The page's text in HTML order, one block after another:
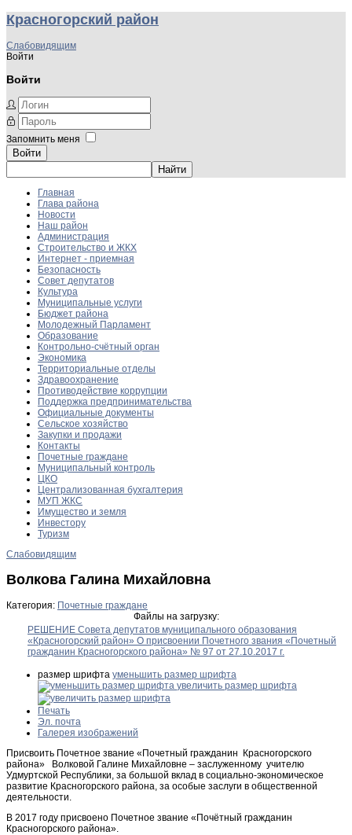
Красногорский район
Слабовидящим
Войти
Войти
Запомнить меня
Войти
Главная
Глава района
Новости
Наш район
Администрация
Строительство и ЖКХ
Интернет - приемная
Безопасность
Совет депутатов
Культура
Муниципальные услуги
Бюджет района
Молодежный Парламент
Образование
Контрольно-счётный орган
Экономика
Территориальные отделы
Здравоохранение
Противодействие коррупции
Поддержка предпринимательства
Официальные документы
Сельское хозяйство
Закупки и продажи
Контакты
Почетные граждане
Муниципальный контроль
ЦКО
Централизованная бухгалтерия
МУП ЖКС
Имущество и земля
Инвестору
Туризм
Слабовидящим
Волкова Галина Михайловна
Категория: Почетные граждане
Файлы на загрузку:
РЕШЕНИЕ Совета депутатов муниципального образования
«Красногорский район» О присвоении Почетного звания «Почетный
гражданин Красногорского района» № 97 от 27.10.2017 г.
размер шрифта уменьшить размер шрифта
увеличить размер шрифта
Печать
Эл. почта
Галерея изображений
Присвоить Почетное звание «Почетный гражданин Красногорского
района» Волковой Галине Михайловне – заслуженному учителю
Удмуртской Республики, за большой вклад в социально-экономическое
развитие Красногорского района, за особые заслуги в общественной
деятельности.
В 2017 году присвоено Почетное звание «Почётный гражданин
Красногорского района».